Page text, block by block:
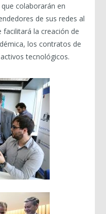
colaborarán en
de sus redes al
facilitará la creación de
los contratos de
tecnológicos.